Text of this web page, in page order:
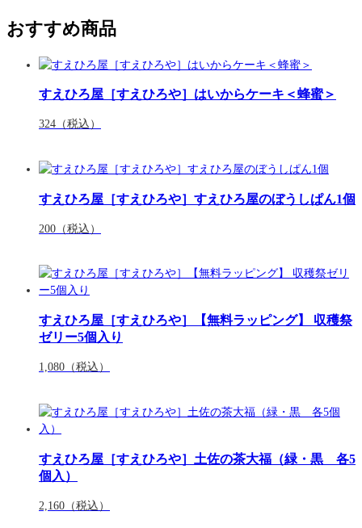
おすすめ商品
すえひろ屋［すえひろや］はいからケーキ＜蜂蜜＞
324 （税込）
すえひろ屋［すえひろや］すえひろ屋のぼうしぱん1個
200 （税込）
すえひろ屋［すえひろや］【無料ラッピング】 収穫祭
ゼリー5個入り
1,080 （税込）
すえひろ屋［すえひろや］土佐の茶大福（緑・黒 各5
個入）
2,160 （税込）